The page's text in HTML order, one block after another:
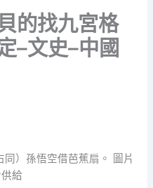
的找九宮格
–文史–中國
）孫悟空借芭蕉扇。 圖片
給